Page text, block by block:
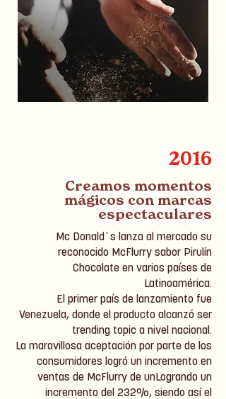
2016
Creamos momentos
mágicos con marcas
espectaculares
Mc Donald`s lanza al mercado su
reconocido McFlurry sabor Pirulín
Chocolate en varios países de
Latinoamérica.
El primer país de lanzamiento fue
Venezuela, donde el producto alcanzó ser
trending topic a nivel nacional.
La maravillosa aceptación por parte de los
consumidores logró un incremento en
ventas de McFlurry de unLogrando un
incremento del 232%, siendo así el